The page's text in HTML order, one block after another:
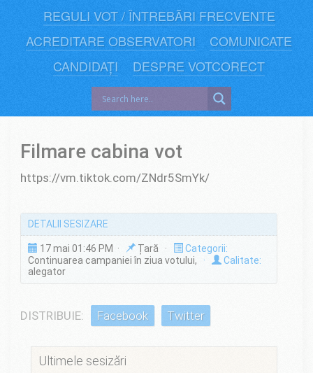
REGULI VOT / ÎNTREBĂRI FRECVENTE
ACREDITARE OBSERVATORI
COMUNICATE
CANDIDAȚI
DESPRE VOTCORECT
Filmare cabina vot
https://vm.tiktok.com/ZNdr5SmYk/
DETALII SESIZARE
17 mai 01:46 PM · Țară ·
Categorii:
Continuarea campaniei în ziua votului,
·
Calitate:
alegator
DISTRIBUIE: Facebook Twitter
Ultimele sesizări